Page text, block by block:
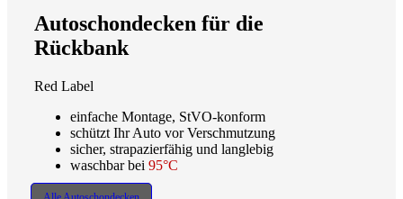
Autoschondecken für die
Rückbank
Red Label
einfache Montage, StVO-konform
schützt Ihr Auto vor Verschmutzung
sicher, strapazierfähig und langlebig
waschbar bei 95°C